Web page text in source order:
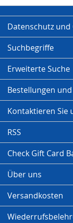
Datenschutz und
Suchbegriffe
Erweiterte Suche
Bestellungen
Kontaktieren Sie
RSS
Check Gift Card
Über uns
Versandkosten